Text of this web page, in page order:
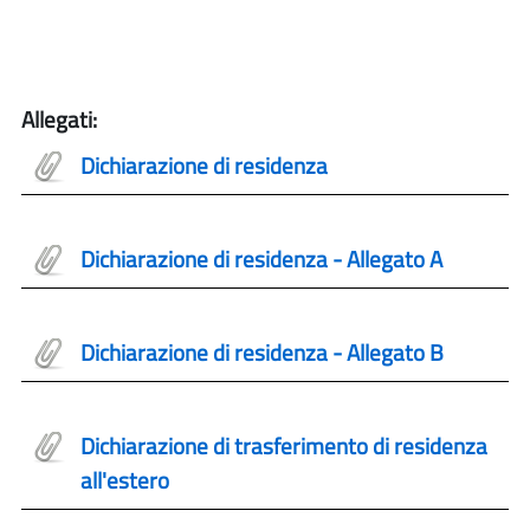
Allegati:
Dichiarazione di residenza
Dichiarazione di residenza - Allegato A
Dichiarazione di residenza - Allegato B
Dichiarazione di trasferimento di residenza
all'estero